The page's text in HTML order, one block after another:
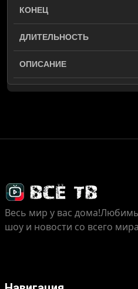
Весь мир у вас дома!
шоу и новости со всего